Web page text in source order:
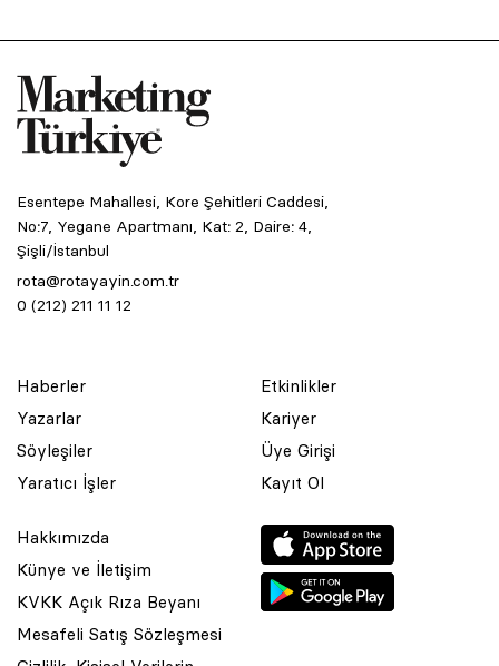
Esentepe Mahallesi, Kore Şehitleri Caddesi,
No:7, Yegane Apartmanı, Kat: 2, Daire: 4,
Şişli/İstanbul
rota@rotayayin.com.tr
0 (212) 211 11 12
Haberler
Yazarlar
Söyleşiler
Yaratıcı İşler
Etkinlikler
Kariyer
Üye Girişi
Kayıt Ol
Hakkımızda
Künye ve İletişim
KVKK Açık Rıza Beyanı
Mesafeli Satış Sözleşmesi